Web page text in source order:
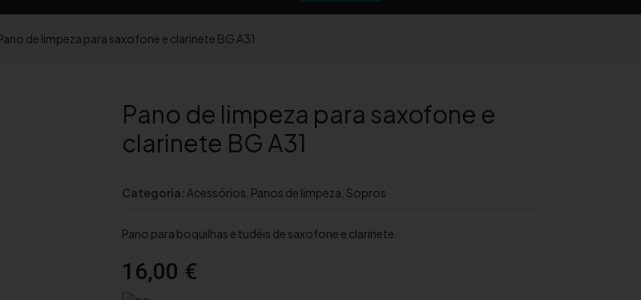
de limpeza para saxofone e clarinete BG A31
Pano de limpeza para saxofone e
clarinete BG A31
Categoria: Acessórios Panos de limpeza Sopros
Pano para boquilhas e tudéis de saxofone e clarinete.
16,00 €